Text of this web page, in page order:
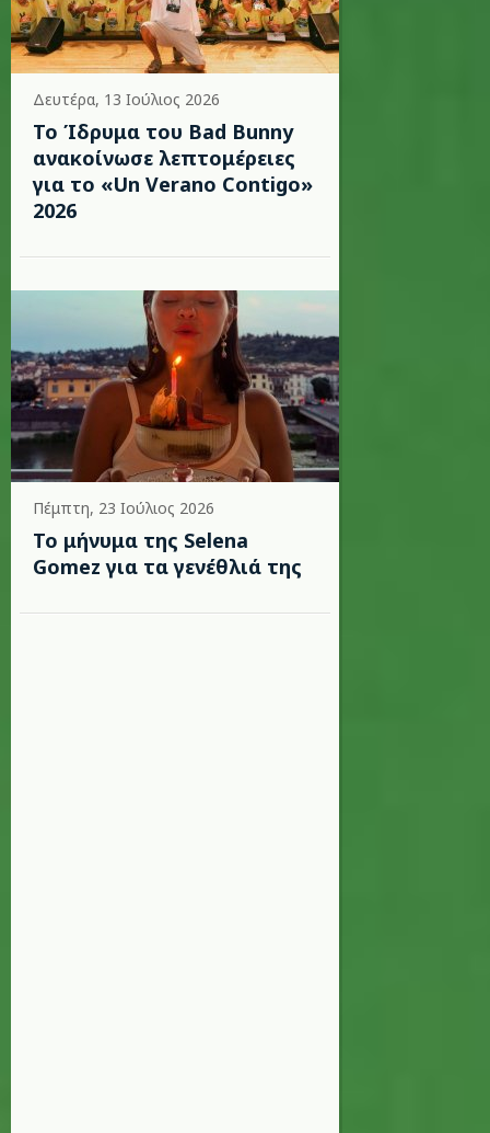
Δευτέρα, 13 Ιούλιος 2026
Το Ίδρυμα του Bad Bunny
ανακοίνωσε λεπτομέρειες
για το «Un Verano Contigo»
2026
Πέμπτη, 23 Ιούλιος 2026
Το μήνυμα της Selena
Gomez για τα γενέθλιά της